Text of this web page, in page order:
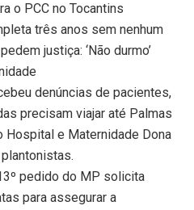
o PCC no Tocantins
três anos sem nenhum
justiça: ‘Não durmo’
denúncias de pacientes,
precisam viajar até Palmas
Hospital e Maternidade Dona
pedido do MP solicita
para assegurar a